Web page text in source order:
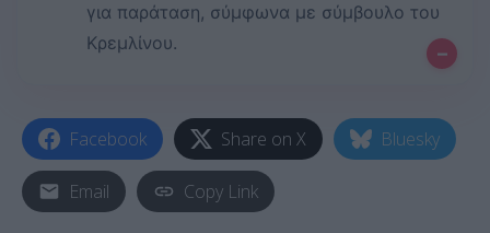
για παράταση, σύμφωνα με σύμβουλο του
Κρεμλίνου.
–
Facebook Share on X Bluesky
Email Copy Link